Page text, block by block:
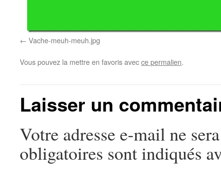
Vache-meuh-meuh.jpg
Vous pouvez la mettre en favoris avecce permalien.
Laisser un
Votre adresse e-mail ne
obligatoires sont indiqués